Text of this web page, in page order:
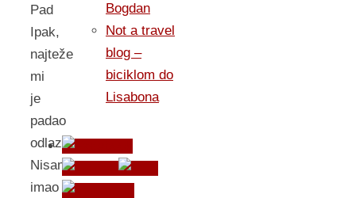
Pad
Ipak,
najteže
mi
je
padao
odlazak.
Nisam
imao
Bogdan
Not a travel
blog –
biciklom do
Lisabona